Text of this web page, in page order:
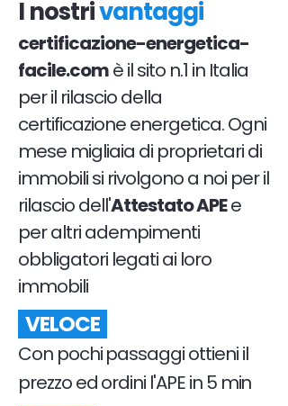
I nostrivantaggi
certificazione-energetica-
facile.comè il sito n.1 in Italia
per il rilascio della
certificazione energetica. Ogni
mese migliaia di proprietari di
immobili si rivolgono a noi per il
rilascio dell'Attestato APEe
per altri adempimenti
obbligatori legati ai loro
immobili
VELOCE
Con pochi passaggi ottieni il
prezzo ed ordini l'APE in 5 min